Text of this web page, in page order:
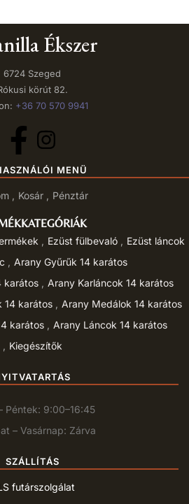
Ékszer
6724 Szeged
körút 82.
+36 70 570 9941
MENÜ
Kosár Pénztár
Ezüst fülbevaló
Ezüst láncok
Arany Gyűrűk 14 karátos
karátos
Arany Karláncok 14 karátos
14 karátos
Arany Medálok 14 karátos
karátos
Arany Láncok 14 karátos
Kiegészítők
Péntek: 9:00–16:45
– Vasárnap: Zárva
SZÁLLÍTÁS
futárszolgálat